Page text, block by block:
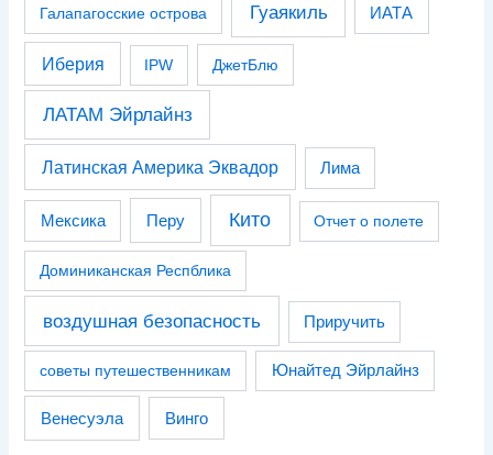
Галапагосские острова Гуаякиль ИАТА
Иберия IPW ДжетБлю
ЛАТАМ Эйрлайнз
Латинская Америка Эквадор Лима
Мексика Перу Кито Отчет о полете
Доминиканская Респблика
воздушная безопасность Приручить
советы путешественникам Юнайтед Эйрлайнз
Венесуэла Винго